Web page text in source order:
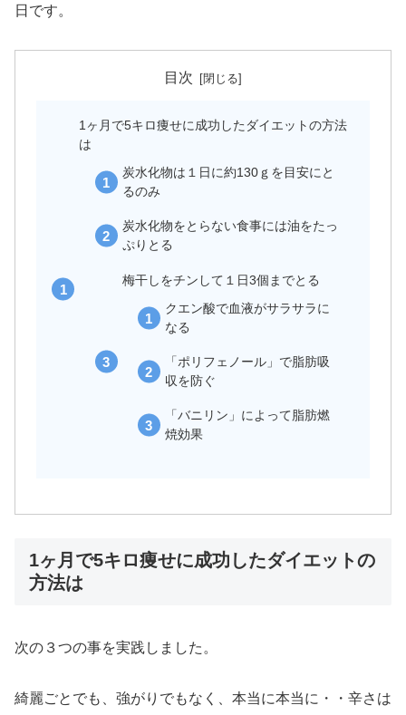
日です。
目次
1ヶ月で5キロ痩せに成功したダイエットの方法
は
炭水化物は１日に約130ｇを目安にと
るのみ
炭水化物をとらない食事には油をたっ
ぷりとる
梅干しをチンして１日3個までとる
クエン酸で血液がサラサラに
なる
「ポリフェノール」で脂肪吸
収を防ぐ
「バニリン」によって脂肪燃
焼効果
1ヶ月で5キロ痩せに成功したダイエットの
方法は
次の３つの事を実践しました。
綺麗ごとでも、強がりでもなく、本当に本当に・・辛さは